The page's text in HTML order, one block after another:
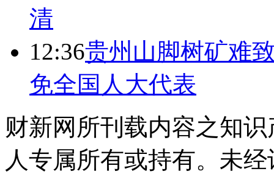
清
12:36贵州山脚树矿难
免全国人大代表
财新网所刊载内容之知
人专属所有或持有。未